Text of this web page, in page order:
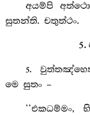
අයම්පි
සුතන්ති. චතුත්ථං.
5.
මෙ සුතං –